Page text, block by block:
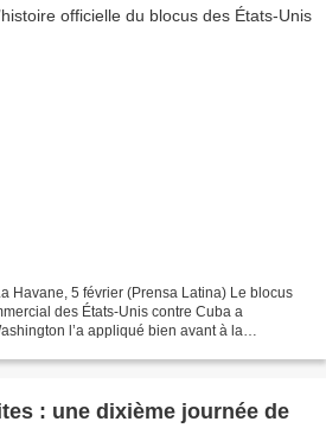
Havane, 5 février (Prensa Latina) Le blocus
des États-Unis contre Cuba a
l’a appliqué bien avant à la
: une dixième journée de